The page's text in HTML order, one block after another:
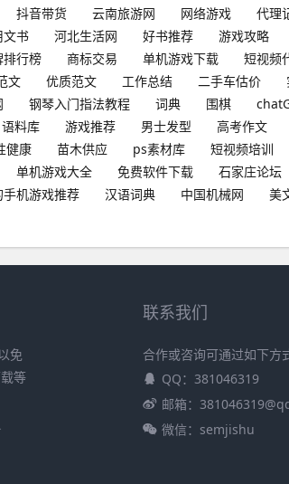
抖音带货 云南旅游网 网络游戏 代理
文书 河北生活网 好书推荐 游戏攻略
排行榜 商标交易 单机游戏下载 短视频
文 优质范文 工作总结 二手车估价
钢琴入门指法教程 词典 围棋
语料库 游戏推荐 男士发型 高考作文
健康 苗木供应 ps素材库 短视频培训
单机游戏大全 免费软件下载 石家庄论坛
手机游戏推荐 汉语词典 中国机械网 美
免
等
联系我们
合作或咨询可通过如下方
QQ：381046319
邮箱：
微信：semjishu